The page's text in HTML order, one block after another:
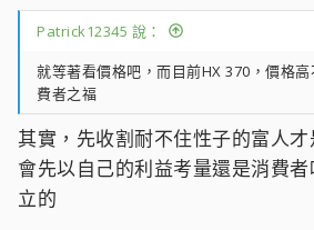
Patrick12345 說：
就等著看價格吧，而目前HX 370，價格
費者之福
其實，先收割耐不住性子的富人
會先以自己的利益考量還是消費
立的